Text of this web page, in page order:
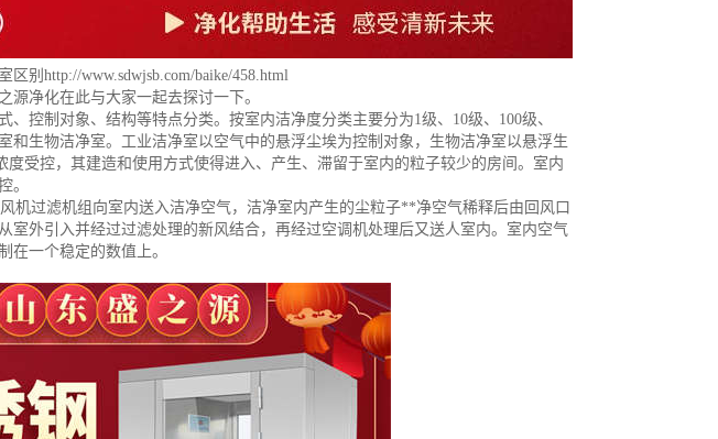
区别 http://www.sdwjsb.com/baike/458.html
源净化在此与大家一起去探讨一下。
控制对象、结构等特点分类。按室内洁净度分类主要分为1级、10级、100级、
和生物洁净室。工业洁净室以空气中的悬浮尘埃为控制对象，生物洁净室以悬浮生
受控，其建造和使用方式使得进入、产生、滞留于室内的粒子较少的房间。室内
。
机过滤机组向室内送入洁净空气，洁净室内产生的尘粒子**净空气稀释后由回风口
室外引入并经过过滤处理的新风结合，再经过空调机处理后又送人室内。室内空气
在一个稳定的数值上。